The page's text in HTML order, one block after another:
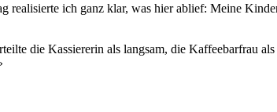
realisierte ich ganz klar, was hier ablief: Meine
die Kassiererin als langsam, die Kaffeebarfrau